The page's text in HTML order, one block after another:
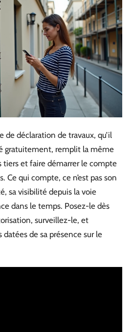
de déclaration de travaux, qu’il
gratuitement, remplit la même
et faire démarrer le compte
Ce qui compte, ce n’est pas son
sa visibilité depuis la voie
dans le temps. Posez-le dès
surveillez-le, et
datées de sa présence sur le